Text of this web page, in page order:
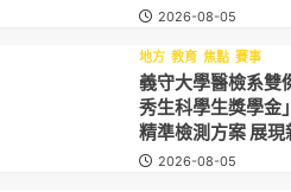
2026-08-05
地方 教育 焦點 賽事
義守大學醫檢系雙
秀生科學生獎學金
精準檢測方案 展
2026-08-05